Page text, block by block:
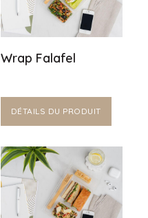
Wrap Falafel
DÉTAILS DU PRODUIT